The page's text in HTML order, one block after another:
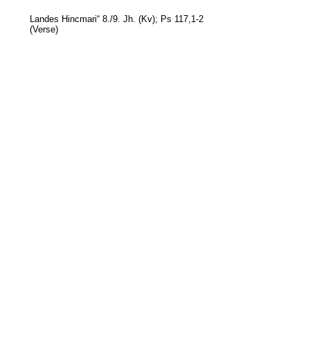
Landes Hincmari“ 8./9. Jh. (Kv); Ps 117,1-2
(Verse)